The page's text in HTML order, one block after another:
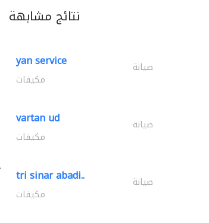
نتائج مشابهة
yan service صيانة
مكيفات
vartan ud صيانة
مكيفات
tri sinar abadi.. صيانة
مكيفات